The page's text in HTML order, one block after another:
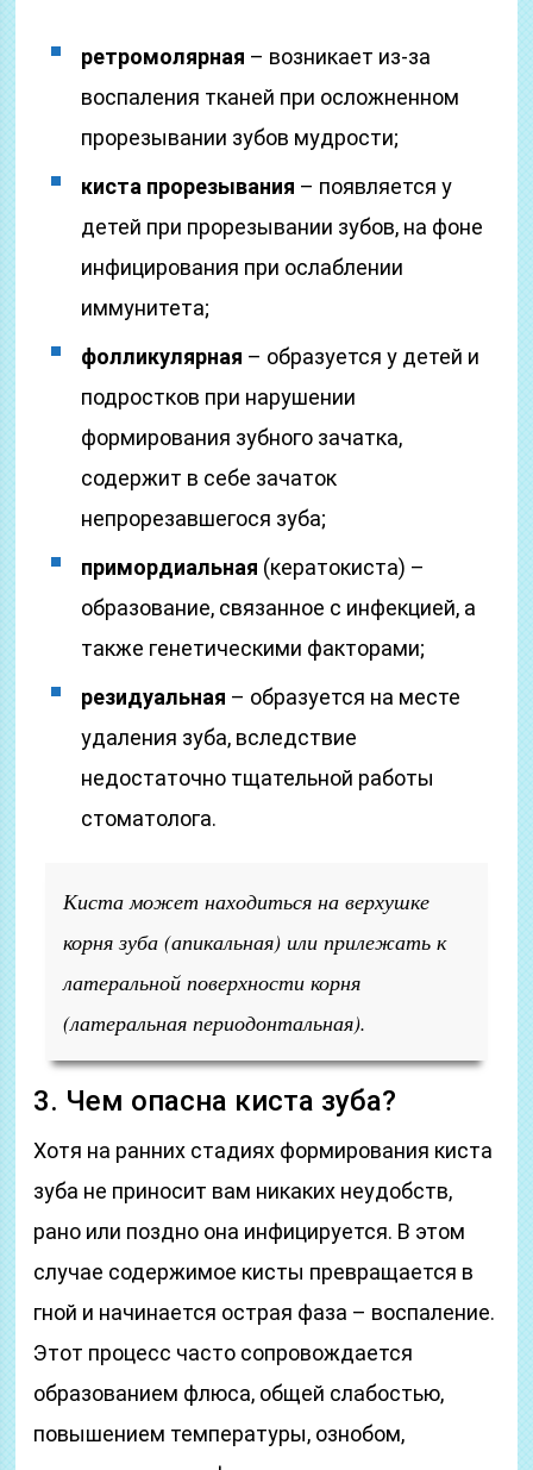
ретромолярная – возникает из-за
воспаления тканей при осложненном
прорезывании зубов мудрости;
киста прорезывания – появляется у
детей при прорезывании зубов, на фоне
инфицирования при ослаблении
иммунитета;
фолликулярная – образуется у детей и
подростков при нарушении
формирования зубного зачатка,
содержит в себе зачаток
непрорезавшегося зуба;
примордиальная (кератокиста) –
образование, связанное с инфекцией, а
также генетическими факторами;
резидуальная – образуется на месте
удаления зуба, вследствие
недостаточно тщательной работы
стоматолога.
Киста может находиться на верхушке
корня зуба (апикальная) или прилежать к
латеральной поверхности корня
(латеральная периодонтальная).
3. Чем опасна киста зуба?
Хотя на ранних стадиях формирования киста
зуба не приносит вам никаких неудобств,
рано или поздно она инфицируется. В этом
случае содержимое кисты превращается в
гной и начинается острая фаза – воспаление.
Этот процесс часто сопровождается
образованием флюса, общей слабостью,
повышением температуры, ознобом,